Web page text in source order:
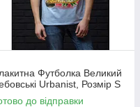
Футболка Великий
Urbanist, Розмір S
до відправки